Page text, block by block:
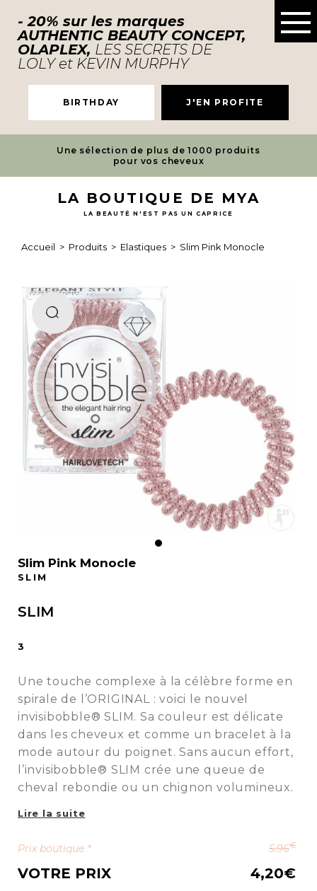
- 20% sur les marques
AUTHENTIC BEAUTY CONCEPT,
OLAPLEX, LES SECRETS DE
LOLY et KEVIN MURPHY
BIRTHDAY J'EN PROFITE
Une sélection de plus de 1000 produits
pour vos cheveux
LA BOUTIQUE DE MYA
LA BEAUTÉ N'EST PAS UN CAPRICE
Accueil > Produits > Elastiques > Slim Pink Monocle
Slim Pink Monocle
SLIM
SLIM
3
Une touche complexe à la célèbre forme en
spirale de l’ORIGINAL : voici le nouvel
invisibobble® SLIM. Sa couleur est délicate
dans les cheveux et comme un bracelet à la
mode autour du poignet. Sans aucun effort,
l’invisibobble® SLIM crée une queue de
cheval rebondie ou un chignon volumineux.
Lire la suite
Prix boutique * 5.96€
VOTRE PRIX 4,20€